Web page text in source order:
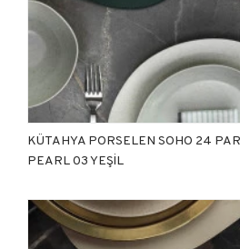
KÜTAHYA PORSELEN SOHO 24
PEARL 03 YEŞİL